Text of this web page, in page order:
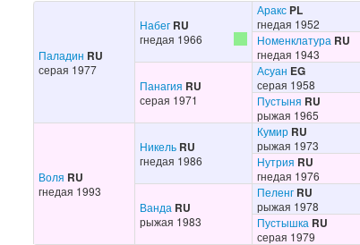
Паладин RU
серая 1977
Набег RU
гнедая 1966
Аракс PL
гнедая 1952
Номенклатура RU
гнедая 1943
Панагия RU
серая 1971
Асуан EG
серая 1958
Пустыня RU
рыжая 1965
Воля RU
гнедая 1993
Никель RU
гнедая 1986
Кумир RU
рыжая 1973
Нутрия RU
гнедая 1976
Ванда RU
рыжая 1983
Пеленг RU
рыжая 1978
Пустышка RU
серая 1979